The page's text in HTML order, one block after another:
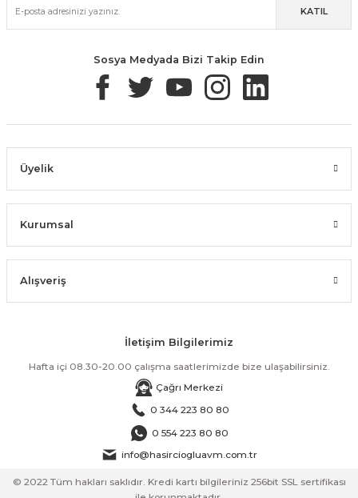
Güvenli Paketleme Taksit / Havale İle Alışveriş Kolay İade & Değişim
KATIL
Sosya Medyada Bizi Takip Edin
Üyelik
Kurumsal
Alışveriş
İletişim Bilgilerimiz
Hafta içi 08.30-20.00 çalışma saatlerimizde bize ulaşabilirsiniz.
Çağrı Merkezi
0 344 223 80 80
0 554 223 80 80
info@hasirciogluavm.com.tr
© 2022 Tüm hakları saklıdır. Kredi kartı bilgileriniz 256bit SSL sertifikası